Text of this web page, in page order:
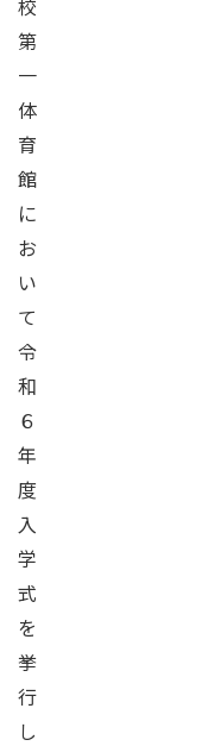
校
第
一
体
育
館
に
お
い
て
令
和
６
年
度
入
学
式
を
挙
行
し